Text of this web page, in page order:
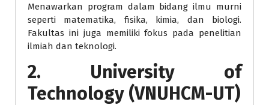
Menawarkan program dalam bidang ilmu murni
seperti matematika, fisika, kimia, dan biologi.
Fakultas ini juga memiliki fokus pada penelitian
ilmiah dan teknologi.
2. University of
Technology (VNUHCM-UT)